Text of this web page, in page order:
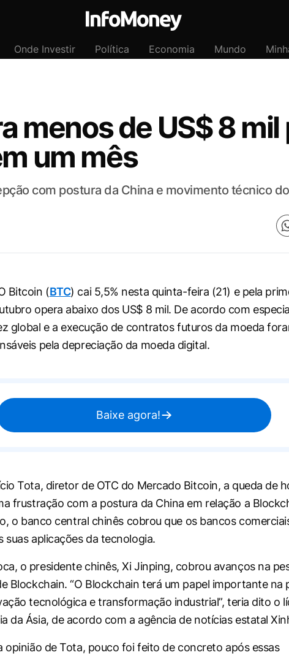
Onde Investir Política Economia Mundo
menos de US$ 8 mil
um mês
com postura da China e movimento técnico
Bitcoin (BTC) cai 5,5% nesta quinta-feira (21) e pela
opera abaixo dos US$ 8 mil. De acordo com
global e a execução de contratos futuros da moeda
pela depreciação da moeda digital.
Baixe agora!
Tota, diretor de OTC do Mercado Bitcoin, a queda de
frustração com a postura da China em relação a
o banco central chinês cobrou que os bancos
suas aplicações da tecnologia.
o presidente chinês, Xi Jinping, cobrou avanços na
Blockchain. “O Blockchain terá um papel importante na
tecnológica e transformação industrial”, teria dito o
da Ásia, de acordo com a agência de notícias estatal
opinião de Tota, pouco foi feito de concreto após essas